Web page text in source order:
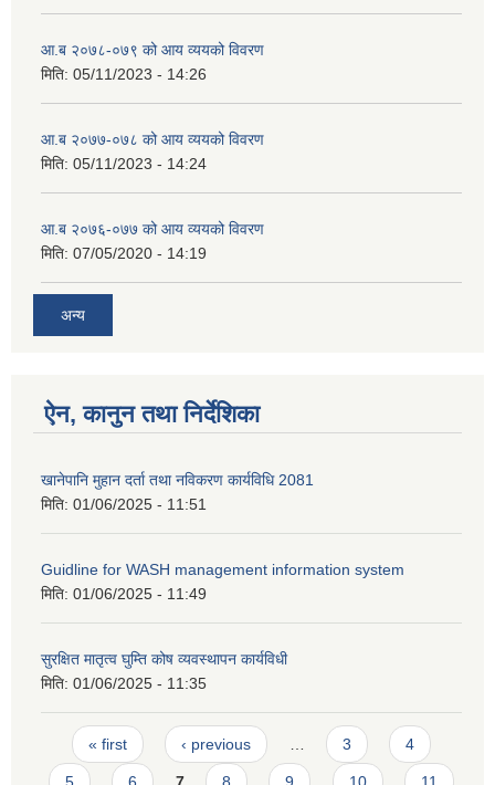
आ.ब २०७८-०७९ को आय व्ययको विवरण
मिति: 05/11/2023 - 14:26
आ.ब २०७७-०७८ को आय व्ययको विवरण
मिति: 05/11/2023 - 14:24
आ.ब २०७६-०७७ को आय व्ययको विवरण
मिति: 07/05/2020 - 14:19
अन्य
ऐन, कानुन तथा निर्देशिका
खानेपानि मुहान दर्ता तथा नविकरण कार्यविधि 2081
मिति: 01/06/2025 - 11:51
Guidline for WASH management information system
मिति: 01/06/2025 - 11:49
सुरक्षित मातृत्व घुम्ति कोष व्यवस्थापन कार्यविधी
मिति: 01/06/2025 - 11:35
Pages
« first ‹ previous 3 4
5 6 7 8 9 10 11